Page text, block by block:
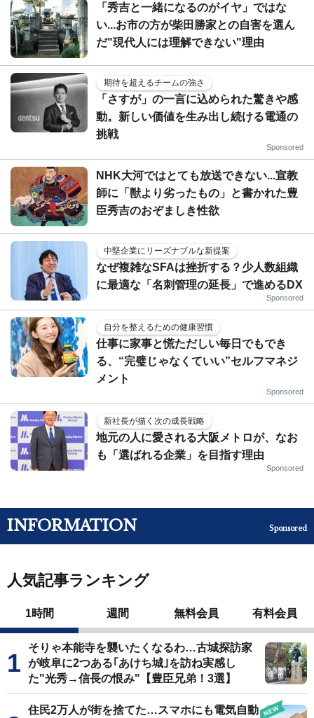
「秀吉と一緒になるのがイヤ」ではな
い...お市の方が柴田勝家との自害を選ん
だ"現代人には理解できない"理由
期待を超えるチームの強さ
「さすが」の一言に込められた驚きや感
動。新しい価値を生み出し続ける電通の
挑戦
Sponsored
NHK大河ではとても放送できない...宣教
師に「獣より劣ったもの」と書かれた豊
臣秀吉のおぞましき性欲
中堅企業にリーズナブルな新提案
なぜ複雑なSFAは挫折する？少人数組織
に最適な「名刺管理の延長」で進めるDX
Sponsored
自分を整えるための健康習慣
仕事に家事と慌ただしい毎日でもでき
る、“完璧じゃなくていい”セルフマネジ
メント
Sponsored
新社長が描く次の成長戦略
地元の人に愛される大阪メトロが、なお
も「選ばれる企業」を目指す理由
Sponsored
INFORMATION Sponsored
人気記事ランキング
1時間 週間 無料会員 有料会員
そりゃ本能寺を襲いたくなるわ…古城探訪家
が岐阜に2つある｢あけち城｣を訪ね実感し
た"光秀→信長の恨み"【豊臣兄弟！3選】
住民2万人が街を捨てた…スマホにも電気自動